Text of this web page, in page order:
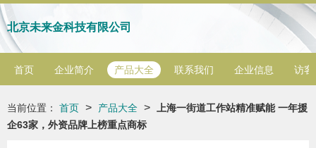
北京未来金科技有限公司
首页 企业简介 产品大全 联系我们 企业信息 访客
当前位置： 首页 > 产品大全 >
上海一街道工作站精准赋能 一年援
企63家，外资品牌上榜重点商标